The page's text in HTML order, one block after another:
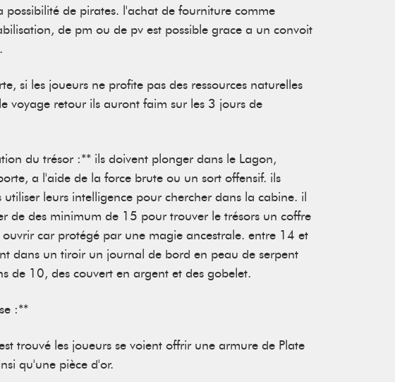
possibilité de pirates. l'achat de fourniture comme
de pm ou de pv est possible grace a un convoit
si les joueurs ne profite pas des ressources naturelles
voyage retour ils auront faim sur les 3 jours de
du trésor :** ils doivent plonger dans le Lagon,
a l'aide de la force brute ou un sort offensif. ils
utiliser leurs intelligence pour chercher dans la cabine. il
de des minimum de 15 pour trouver le trésors un coffre
ouvrir car protégé par une magie ancestrale. entre 14 et
dans un tiroir un journal de bord en peau de serpent
de 10, des couvert en argent et des gobelet.
:**
trouvé les joueurs se voient offrir une armure de Plate
qu'une pièce d'or.